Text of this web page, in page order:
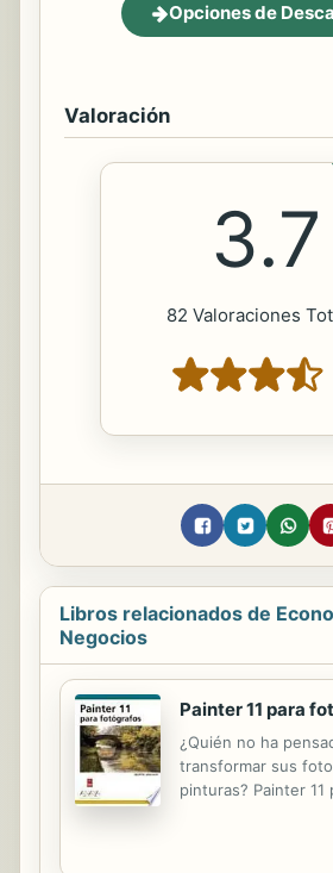
Opciones de
Valoración
3.7
82 Valoraciones
Libros relacionados de
Negocios
Painter 11 para
¿Quién no ha
transformar sus
pinturas? Painter
suficiente para
partido a este